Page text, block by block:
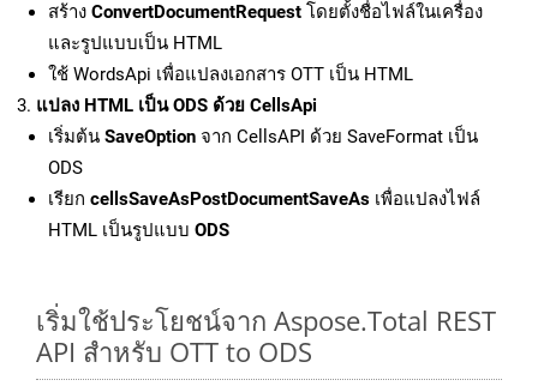
สร้าง ConvertDocumentRequest โดยตั้งชื่อไฟล์ในเครื่อง
และรูปแบบเป็น HTML
ใช้ WordsApi เพื่อแปลงเอกสาร OTT เป็น HTML
แปลง HTML เป็น ODS ด้วย CellsApi
เริ่มต้น SaveOption จาก CellsAPI ด้วย SaveFormat เป็น
ODS
เรียก cellsSaveAsPostDocumentSaveAs เพื่อแปลงไฟล์
HTML เป็นรูปแบบ ODS
เริ่มใช้ประโยชน์จาก Aspose.Total REST
API สำหรับ OTT to ODS